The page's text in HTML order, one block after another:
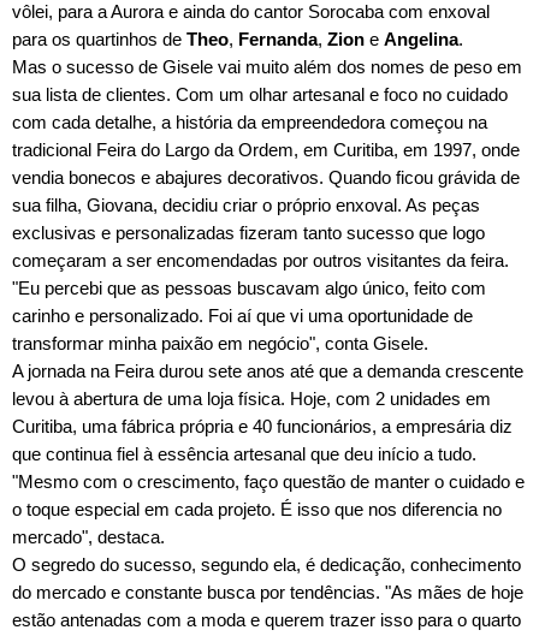
vôlei, para a Aurora e ainda do cantor Sorocaba com enxoval
para os quartinhos de Theo, Fernanda, Zion e Angelina.
Mas o sucesso de Gisele vai muito além dos nomes de peso em
sua lista de clientes. Com um olhar artesanal e foco no cuidado
com cada detalhe, a história da empreendedora começou na
tradicional Feira do Largo da Ordem, em Curitiba, em 1997, onde
vendia bonecos e abajures decorativos. Quando ficou grávida de
sua filha, Giovana, decidiu criar o próprio enxoval. As peças
exclusivas e personalizadas fizeram tanto sucesso que logo
começaram a ser encomendadas por outros visitantes da feira.
"Eu percebi que as pessoas buscavam algo único, feito com
carinho e personalizado. Foi aí que vi uma oportunidade de
transformar minha paixão em negócio", conta Gisele.
A jornada na Feira durou sete anos até que a demanda crescente
levou à abertura de uma loja física. Hoje, com 2 unidades em
Curitiba, uma fábrica própria e 40 funcionários, a empresária diz
que continua fiel à essência artesanal que deu início a tudo.
"Mesmo com o crescimento, faço questão de manter o cuidado e
o toque especial em cada projeto. É isso que nos diferencia no
mercado", destaca.
O segredo do sucesso, segundo ela, é dedicação, conhecimento
do mercado e constante busca por tendências. "As mães de hoje
estão antenadas com a moda e querem trazer isso para o quarto